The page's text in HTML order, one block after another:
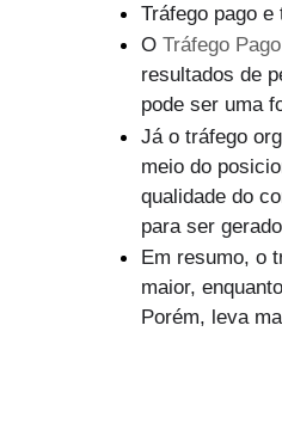
Tráfego pago
O Tráfego Pago
resultados de
pode ser uma
Já o tráfego
meio do
qualidade do
para ser
Em resumo, o
maior,
Porém, leva